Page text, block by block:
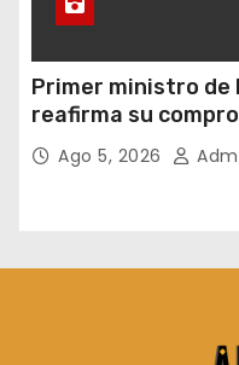
Primer ministro de
reafirma su
una sola China
Ago 5, 2026